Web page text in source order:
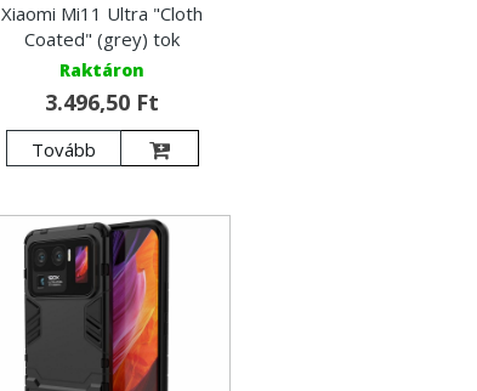
Xiaomi Mi11 Ultra "Cloth
Coated" (grey) tok
Raktáron
3.496,50 Ft
Tovább